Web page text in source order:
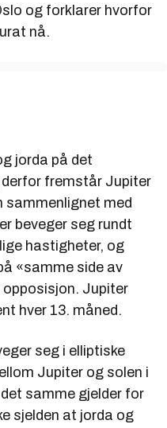
og forklarer hvorfor
nå.
jorda på det
fremstår Jupiter
sammenlignet med
beveger seg rundt
hastigheter, og
«samme side av
Jupiter
hver 13. måned.
seg i elliptiske
Jupiter og solen i
samme gjelder for
sjelden at jorda og